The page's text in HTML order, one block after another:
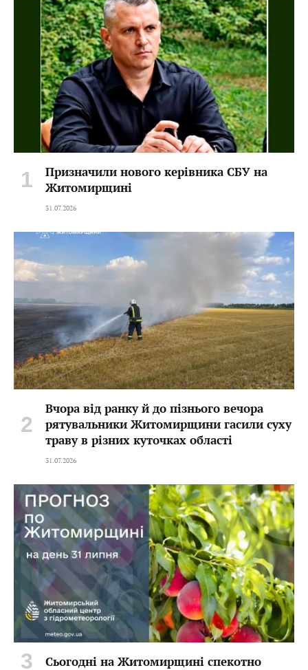
Призначили нового керівника СБУ на
Житомирщині
31.07.2026
Вчора від ранку й до пізнього вечора
рятувальники Житомирщини гасили суху
траву в різних куточках області
31.07.2026
Сьогодні на Житомирщині спекотно